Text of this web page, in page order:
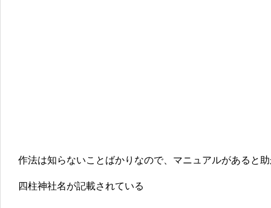
作法は知らないことばかりなので、マニュアルがあると
四柱神社名が記載されている